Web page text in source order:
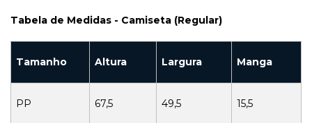
Tabela de Medidas - Camiseta (Regular)
Tamanho Altura Largura Manga
PP 67,5 49,5 15,5